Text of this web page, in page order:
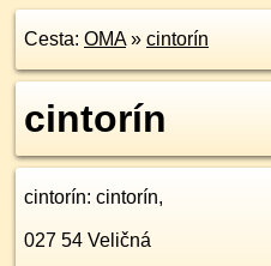
Cesta: OMA» cintorín
cintorín
cintorín: cintorín,
027 54 Veličná